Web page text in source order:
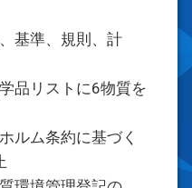
基準、規則、計
品リストに6物質を
ルム条約に基づく